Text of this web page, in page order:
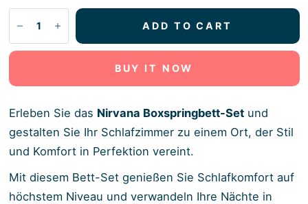
ADD TO CART
BUY IT NOW
Erleben Sie das Nirvana Boxspringbett-Setund
gestalten Sie Ihr Schlafzimmer zu einem Ort, der Stil
und Komfort in Perfektion vereint.
Mit diesem Bett-Set genießen Sie Schlafkomfort auf
höchstem Niveau und verwandeln Ihre Nächte in